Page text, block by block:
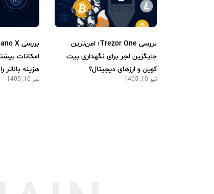
بررسی Trezor One؛ امن‌ترین
جایگزین لجر برای نگهداری بیت
کوین و ارزهای دیجیتال؟
تیر 10, 1405
امکانات
هزینه بالاتر
تیر 10, 1405